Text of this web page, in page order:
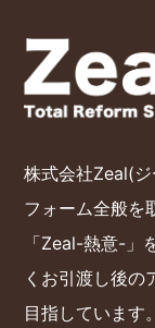
株式会社Zeal(
フォーム全般を
「Zeal-熱意-」
くお引渡し後の
目指しています。